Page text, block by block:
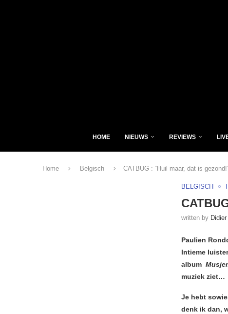
HOME NIEUWS REVIEWS
Home Belgisch CATBUG : “Huil maar, dat is
BELGISCH
written by
Paulien
Intieme
album
muziek ziet…
Je hebt
denk ik dan,